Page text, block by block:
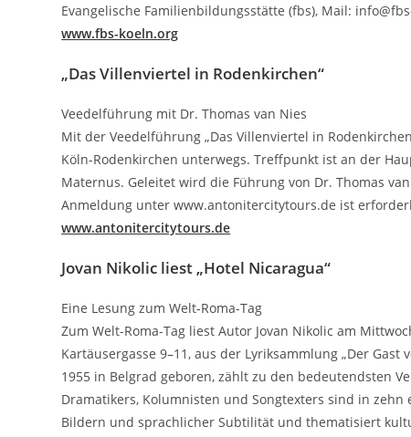
Evangelische Familienbildungsstätte (fbs), Mail:
www.fbs-koeln.org
„Das Villenviertel in Rodenkirchen“
Veedelführung mit Dr. Thomas van Nies
Mit der Veedelführung „Das Villenviertel in
Köln-Rodenkirchen unterwegs. Treffpunkt ist an der
Maternus. Geleitet wird die Führung von Dr. Thomas
Anmeldung unter www.antonitercitytours.de ist
www.antonitercitytours.de
Jovan Nikolic liest „Hotel Nicaragua“
Eine Lesung zum Welt-Roma-Tag
Zum Welt-Roma-Tag liest Autor Jovan Nikolic am
Kartäusergasse 9–11, aus der Lyriksammlung „Der
1955 in Belgrad geboren, zählt zu den bedeutendsten
Dramatikers, Kolumnisten und Songtexters sind in
Bildern und sprachlicher Subtilität und thematisiert